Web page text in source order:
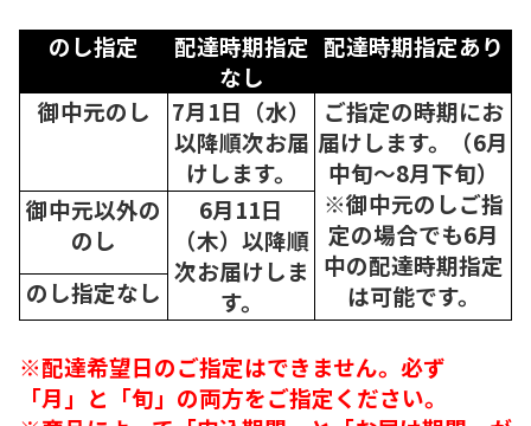
のし指定
配達時期指定
なし
配達時期指定あり
御中元のし
7月1日（水）
以降順次お届
けします。
ご指定の時期にお
届けします。（6月
中旬～8月下旬）
※御中元のしご指
定の場合でも6月
中の配達時期指定
は可能です。
御中元以外の
のし
6月11日
（木）以降順
次お届けしま
す。
のし指定なし
※配達希望日のご指定はできません。必ず
「月」と「旬」の両方をご指定ください。